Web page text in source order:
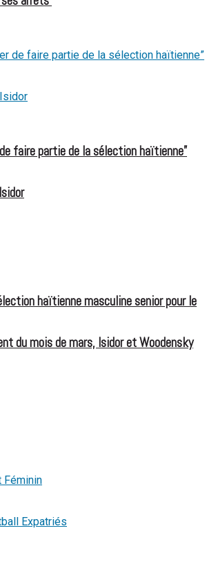
faire partie de la sélection haïtienne”
haïtienne masculine senior pour le
du mois de mars, Isidor et Woodensky
Féminin
Expatriés